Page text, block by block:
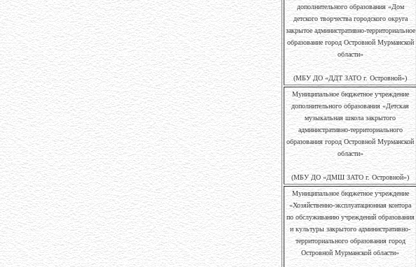
дополнительного образования «Дом
детского творчества городского округа
закрытое административно-территориальное
образование город Островной Мурманской
области»
(МБУ ДО «ДДТ ЗАТО г. Островной»)
Муниципальное бюджетное учреждение
дополнительного образования «Детская
музыкальная школа закрытого
административно-территориального
образования город Островной Мурманской
области»
(МБУ ДО «ДМШ ЗАТО г. Островной»)
Муниципальное бюджетное учреждение
«Хозяйственно-эксплуатационная контора
по обслуживанию учреждений образования
и культуры закрытого административно-
территориального образования город
Островной Мурманской области»